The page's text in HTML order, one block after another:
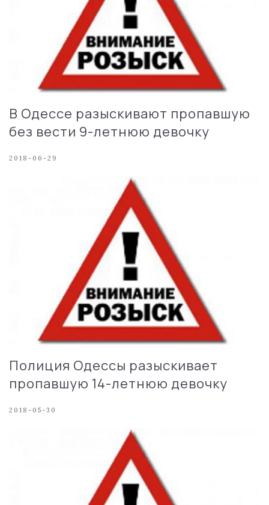
В Одессе разыскивают пропавшую
без вести 9-летнюю девочку
2018-06-29
Полиция Одессы разыскивает
пропавшую 14-летнюю девочку
2018-05-30